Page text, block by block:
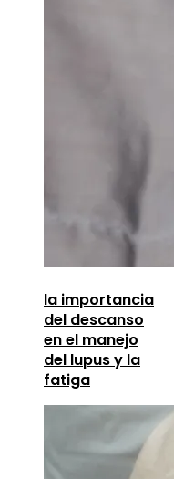
la importancia
del descanso
en el manejo
del lupus y la
fatiga